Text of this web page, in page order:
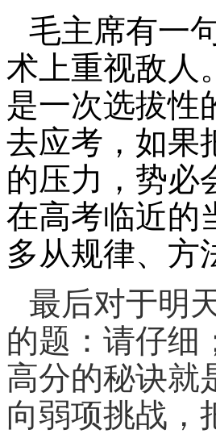
毛主席有一
术上重视敌人。
是一次选拔性
去应考 ， 如果
的压力 ， 势必
在高考临近的
多从规律、方
最后对于明
的题： 请仔细
高分的秘诀就
向弱项挑战，